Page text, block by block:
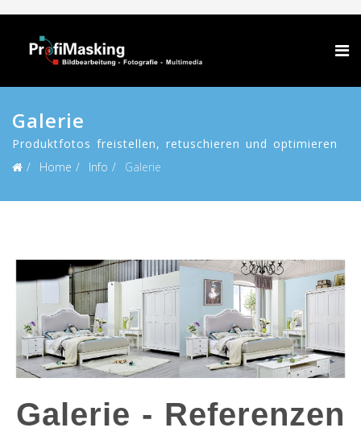
Galerie
Produktfotos freistellen, retuschieren und optimieren
Home
Info Galerie
Galerie - Referenzen